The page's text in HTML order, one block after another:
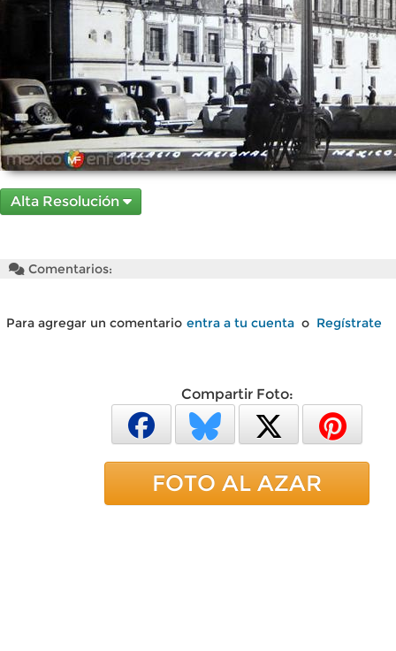
Alta Resolución
Comentarios:
Para agregar un comentario entra a tu cuenta o Regístrate
Compartir Foto:
FOTO AL AZAR